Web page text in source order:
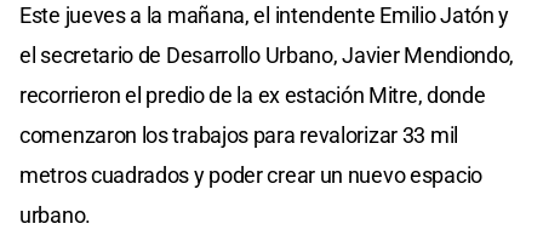
Este jueves a la mañana, el intendente Emilio Jatón y
el secretario de Desarrollo Urbano, Javier Mendiondo,
recorrieron el predio de la ex estación Mitre, donde
comenzaron los trabajos para revalorizar 33 mil
metros cuadrados y poder crear un nuevo espacio
urbano.